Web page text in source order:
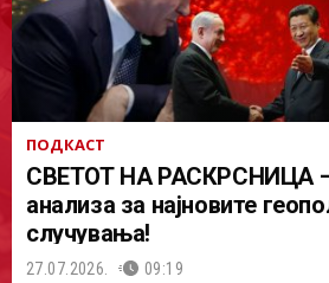
ПОДКАСТ
СВЕТОТ НА РАСКРСНИЦА –
анализа за најновите
случувања!
27.07.2026. 09:19